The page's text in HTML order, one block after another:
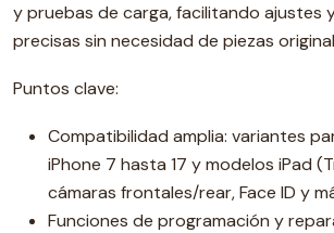
y pruebas de carga, facilitando ajustes
precisas sin necesidad de piezas
Puntos clave:
Compatibilidad amplia: variantes
iPhone 7 hasta 17 y modelos iPad
cámaras frontales/rear, Face ID y
Funciones de programación y